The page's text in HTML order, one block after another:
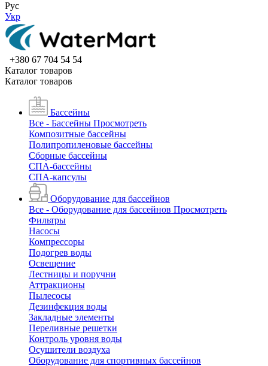
Рус
Укр
+380 67 704 54 54
Каталог товаров
Каталог товаров
Бассейны
Все - Бассейны Просмотреть
Композитные бассейны
Полипропиленовые бассейны
Сборные бассейны
СПА-бассейны
СПА-капсулы
Оборудование для бассейнов
Все - Оборудование для бассейнов Просмотреть
Фильтры
Насосы
Компрессоры
Подогрев воды
Освещение
Лестницы и поручни
Аттракционы
Пылесосы
Дезинфекция воды
Закладные элементы
Переливные решетки
Контроль уровня воды
Осушители воздуха
Оборудование для спортивных бассейнов